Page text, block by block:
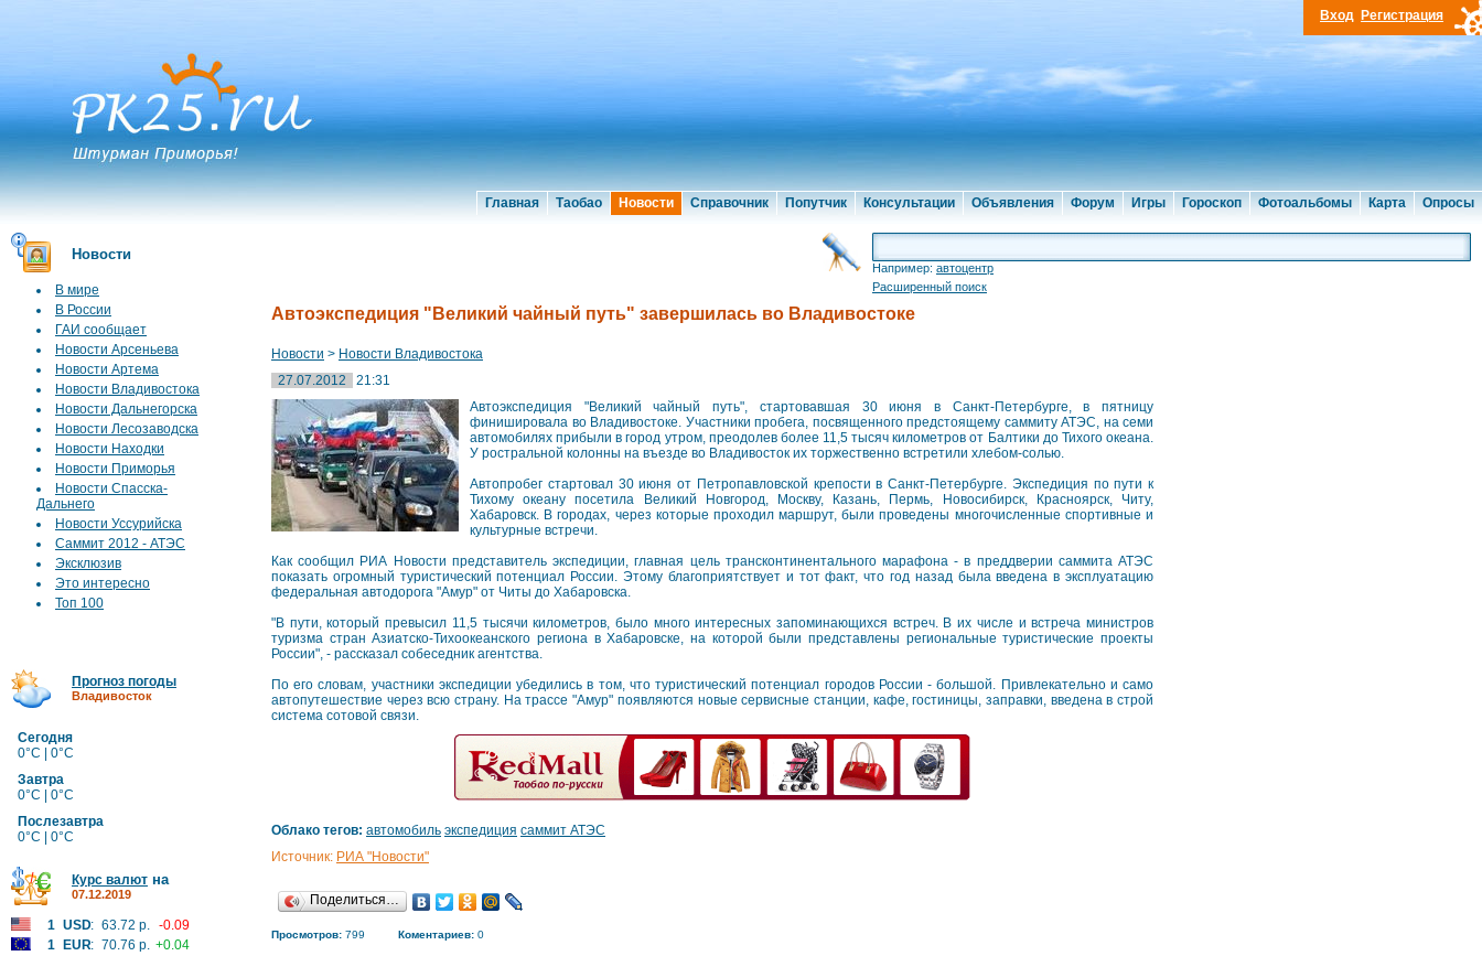
Главная Таобао Новости Справочник Попутчик Консультации Объявления Форум Игры Гороскоп Фотоальбомы Карта Опросы
Вход Регистрация
Новости
В мире
В России
ГАИ сообщает
Новости Арсеньева
Новости Артема
Новости Владивостока
Новости Дальнегорска
Новости Лесозаводска
Новости Находки
Новости Приморья
Новости Спасска-
Дальнего
Новости Уссурийска
Саммит 2012 - АТЭС
Эксклюзив
Это интересно
Топ 100
Прогноз погоды
Владивосток
Сегодня
0°C | 0°C
Завтра
0°C | 0°C
Послезавтра
0°C | 0°C
Курс валют на
07.12.2019
1 USD: 63.72 р. -0.09
1
EUR: 70.76 р. +0.04
Например: автоцентр
Расширенный поиск
Автоэкспедиция "Великий чайный путь" завершилась во Владивостоке
Новости > Новости Владивостока
27.07.2012
21:31
Автоэкспедиция "Великий чайный путь", стартовавшая 30 июня в Санкт-Петербурге, в пятницу
финишировала во Владивостоке. Участники пробега, посвященного предстоящему саммиту АТЭС, на семи
автомобилях прибыли в город утром, преодолев более 11,5 тысяч километров от Балтики до Тихого океана.
У ростральной колонны на въезде во Владивосток их торжественно встретили хлебом-солью.
Автопробег стартовал 30 июня от Петропавловской крепости в Санкт-Петербурге. Экспедиция по пути к
Тихому океану посетила Великий Новгород, Москву, Казань, Пермь, Новосибирск, Красноярск, Читу,
Хабаровск. В городах, через которые проходил маршрут, были проведены многочисленные спортивные и
культурные встречи.
Как сообщил РИА Новости представитель экспедиции, главная цель трансконтинентального марафона - в преддверии саммита АТЭС
показать огромный туристический потенциал России. Этому благоприятствует и тот факт, что год назад была введена в эксплуатацию
федеральная автодорога "Амур" от Читы до Хабаровска.
"В пути, который превысил 11,5 тысячи километров, было много интересных запоминающихся встреч. В их числе и встреча министров
туризма стран Азиатско-Тихоокеанского региона в Хабаровске, на которой были представлены региональные туристические проекты
России", - рассказал собеседник агентства.
По его словам, участники экспедиции убедились в том, что туристический потенциал городов России - большой. Привлекательно и само
автопутешествие через всю страну. На трассе "Амур" появляются новые сервисные станции, кафе, гостиницы, заправки, введена в строй
система сотовой связи.
Облако тегов: автомобиль экспедиция саммит АТЭС
Источник: РИА "Новости"
Поделиться…
Просмотров: 799 Коментариев: 0